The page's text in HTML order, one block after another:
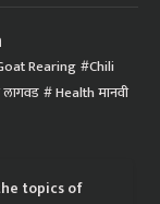
Rearing Chili
Health मानवी
topics of